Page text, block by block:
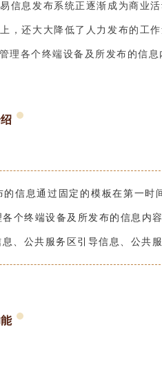
信息发布系统正逐渐成为商业
，还大大降低了人力发布的工
理各个终端设备及所发布的信息
信息通过固定的模板在第一
个终端设备及所发布的信息内容
、公共服务区引导信息、公共